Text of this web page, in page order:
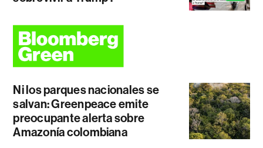
Ni los parques nacionales se
salvan: Greenpeace emite
preocupante alerta sobre
Amazonía colombiana